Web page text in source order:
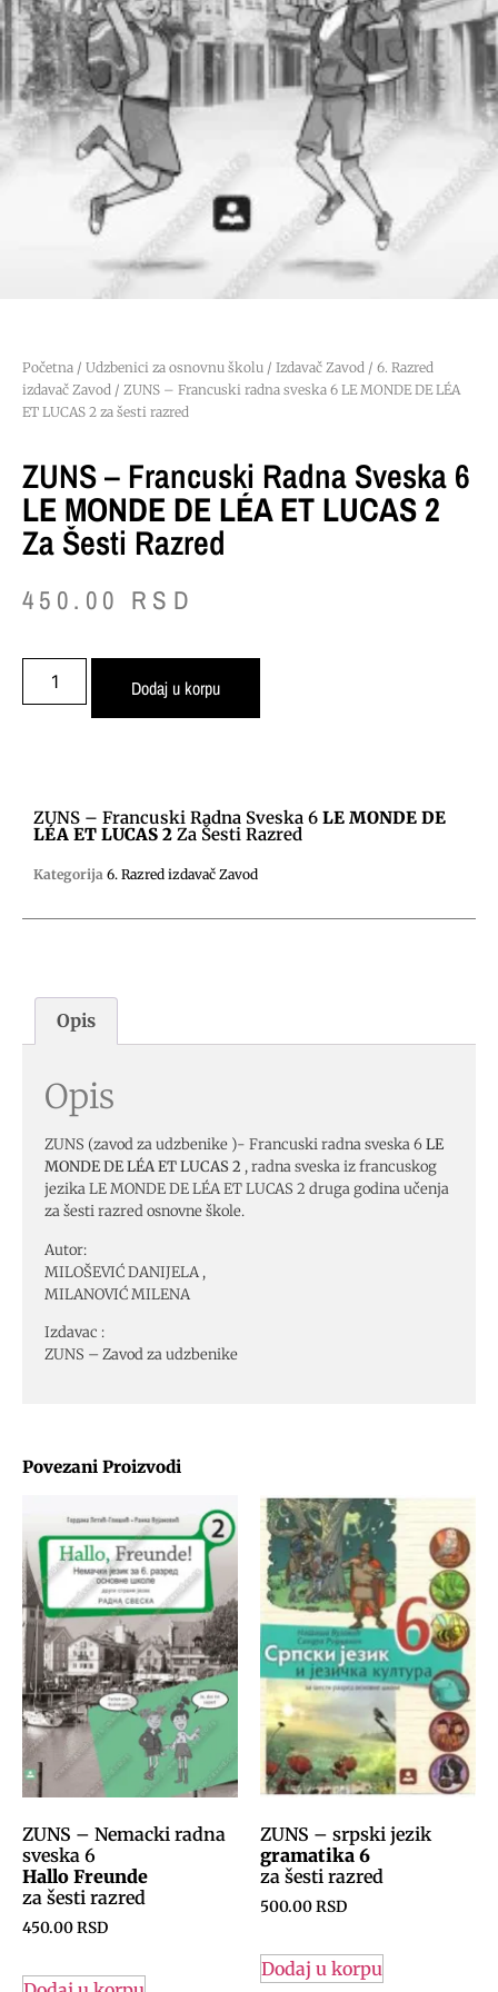
Početna / Udzbenici za osnovnu školu / Izdavač Zavod / 6. Razred
izdavač Zavod / ZUNS – Francuski radna sveska 6 LE MONDE DE LÉA
ET LUCAS 2 za šesti razred
ZUNS – Francuski Radna Sveska 6
LE MONDE DE LÉA ET LUCAS 2
Za Šesti Razred
450.00 RSD
Dodaj u korpu
Povezani Proizvodi
ZUNS – Nemacki radna
sveska 6
Hallo Freunde
za šesti razred
450.00RSD
ZUNS – srpski jezik
gramatika 6
za šesti razred
500.00RSD
Dodaj u korpu
ZUNS – Francuski Radna Sveska 6 LE MONDE DE
LÉA ET LUCAS 2 Za Šesti Razred
Kategorija 6. Razred izdavač Zavod
Opis
Opis
ZUNS (zavod za udzbenike )- Francuski radna sveska 6LE
MONDE DE LÉA ET LUCAS 2 , radna sveska iz francuskog
jezika LE MONDE DE LÉA ET LUCAS 2 druga godina učenja
za šesti razred osnovne škole.
Autor:
MILOŠEVIĆ DANIJELA ,
MILANOVIĆ MILENA
Izdavac :
ZUNS – Zavod za udzbenike